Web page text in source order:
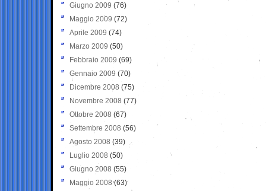
Giugno 2009 (76)
Maggio 2009 (72)
Aprile 2009 (74)
Marzo 2009 (50)
Febbraio 2009 (69)
Gennaio 2009 (70)
Dicembre 2008 (75)
Novembre 2008 (77)
Ottobre 2008 (67)
Settembre 2008 (56)
Agosto 2008 (39)
Luglio 2008 (50)
Giugno 2008 (55)
Maggio 2008(63)